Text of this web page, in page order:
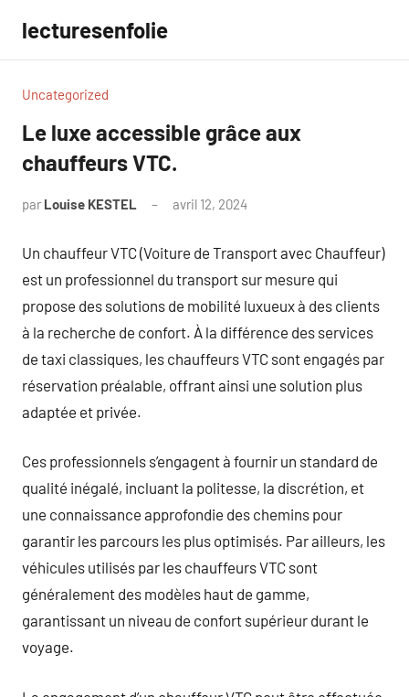
contenu
lecturesenfolie
Uncategorized
Le luxe accessible grâce aux
chauffeurs VTC.
par Louise KESTEL avril 12, 2024
Un chauffeur VTC (Voiture de Transport avec Chauffeur)
est un professionnel du transport sur mesure qui
propose des solutions de mobilité luxueux à des clients
à la recherche de confort. À la différence des services
de taxi classiques, les chauffeurs VTC sont engagés par
réservation préalable, offrant ainsi une solution plus
adaptée et privée.
Ces professionnels s’engagent à fournir un standard de
qualité inégalé, incluant la politesse, la discrétion, et
une connaissance approfondie des chemins pour
garantir les parcours les plus optimisés. Par ailleurs, les
véhicules utilisés par les chauffeurs VTC sont
généralement des modèles haut de gamme,
garantissant un niveau de confort supérieur durant le
voyage.